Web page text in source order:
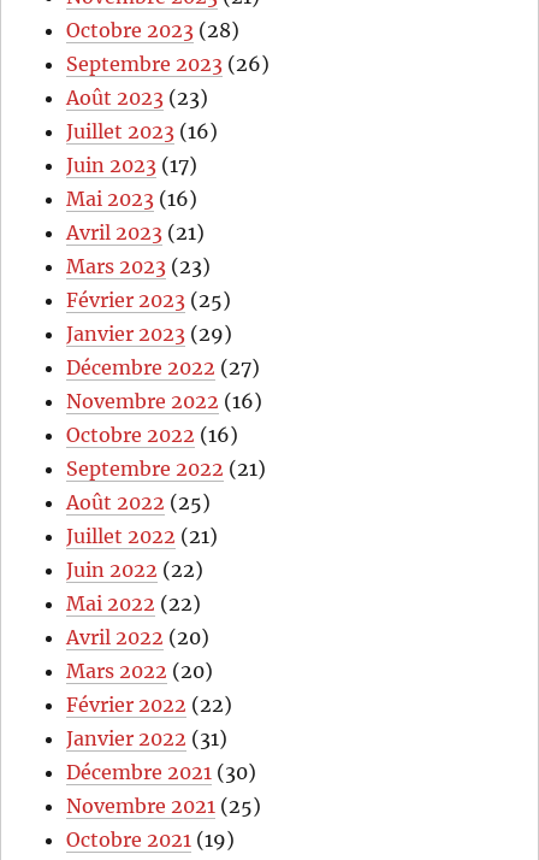
Octobre 2023 (28)
Septembre 2023 (26)
Août 2023 (23)
Juillet 2023 (16)
Juin 2023 (17)
Mai 2023 (16)
Avril 2023 (21)
Mars 2023 (23)
Février 2023 (25)
Janvier 2023 (29)
Décembre 2022 (27)
Novembre 2022 (16)
Octobre 2022 (16)
Septembre 2022 (21)
Août 2022 (25)
Juillet 2022 (21)
Juin 2022 (22)
Mai 2022 (22)
Avril 2022 (20)
Mars 2022 (20)
Février 2022 (22)
Janvier 2022 (31)
Décembre 2021 (30)
Novembre 2021 (25)
Octobre 2021 (19)